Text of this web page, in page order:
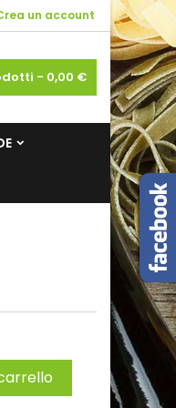
un account
- 0,00 €